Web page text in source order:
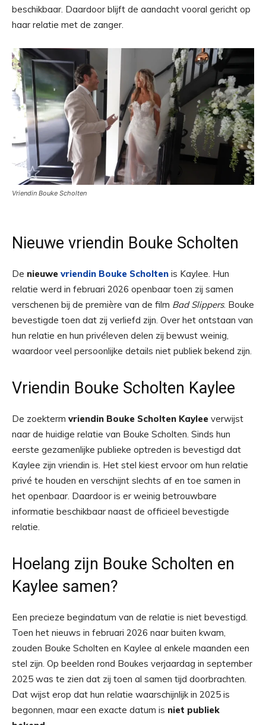
beschikbaar. Daardoor blijft de aandacht vooral gericht op
haar relatie met de zanger.
Vriendin Bouke Scholten
Nieuwe vriendin Bouke Scholten
De nieuwe vriendin Bouke Scholten is Kaylee. Hun
relatie werd in februari 2026 openbaar toen zij samen
verschenen bij de première van de film Bad Slippers. Bouke
bevestigde toen dat zij verliefd zijn. Over het ontstaan van
hun relatie en hun privéleven delen zij bewust weinig,
waardoor veel persoonlijke details niet publiek bekend zijn.
Vriendin Bouke Scholten Kaylee
De zoekterm vriendin Bouke Scholten Kaylee verwijst
naar de huidige relatie van Bouke Scholten. Sinds hun
eerste gezamenlijke publieke optreden is bevestigd dat
Kaylee zijn vriendin is. Het stel kiest ervoor om hun relatie
privé te houden en verschijnt slechts af en toe samen in
het openbaar. Daardoor is er weinig betrouwbare
informatie beschikbaar naast de officieel bevestigde
relatie.
Hoelang zijn Bouke Scholten en
Kaylee samen?
Een precieze begindatum van de relatie is niet bevestigd.
Toen het nieuws in februari 2026 naar buiten kwam,
zouden Bouke Scholten en Kaylee al enkele maanden een
stel zijn. Op beelden rond Boukes verjaardag in september
2025 was te zien dat zij toen al samen tijd doorbrachten.
Dat wijst erop dat hun relatie waarschijnlijk in 2025 is
begonnen, maar een exacte datum is niet publiek